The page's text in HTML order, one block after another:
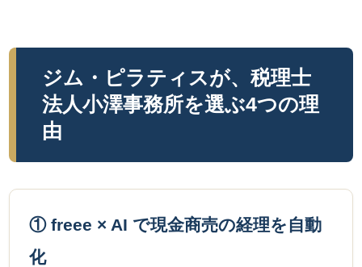
ジム・ピラティスが、税理士
法人小澤事務所を選ぶ4つの理
由
① freee × AI で現金商売の経理を自動
化